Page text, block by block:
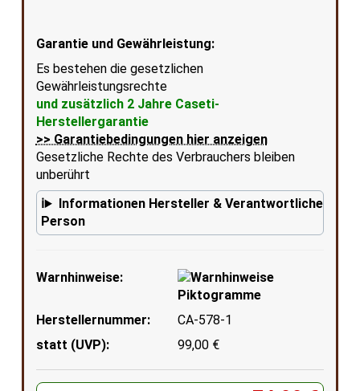
Garantie und Gewährleistung:
Es bestehen die gesetzlichen
Gewährleistungsrechte
und zusätzlich 2 Jahre Caseti-
Herstellergarantie
>> Garantiebedingungen hier anzeigen
Gesetzliche Rechte des Verbrauchers bleiben
unberührt
Informationen Hersteller & Verantwortliche
Person
Warnhinweise:
Herstellernummer:
CA-578-1
statt (UVP):
99,00 €